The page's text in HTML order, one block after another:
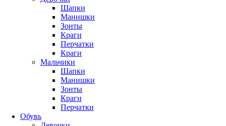
Шапки
Манишки
Зонты
Краги
Перчатки
Краги
Мальчики
Шапки
Манишки
Зонты
Краги
Перчатки
Обувь